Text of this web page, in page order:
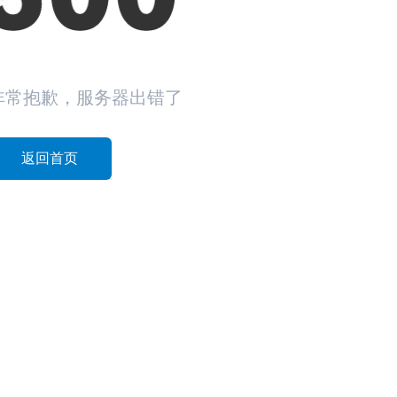
常抱歉，服务器出错了
返回首页